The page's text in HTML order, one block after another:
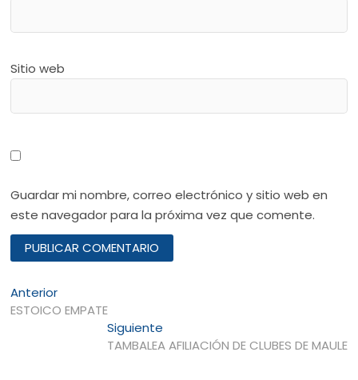
Sitio web
Guardar mi nombre, correo electrónico y sitio web en
este navegador para la próxima vez que comente.
Navegación
de
entradas
AnteriorEntrada
anterior:
ESTOICO EMPATE
SiguienteEntrada
siguiente:
TAMBALEA AFILIACIÓN DE CLUBES DE MAULE